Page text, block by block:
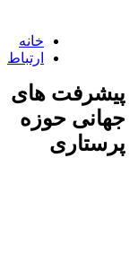
خانه
ارتباط
پیشرفت های
جهانی حوزه
پرستاری